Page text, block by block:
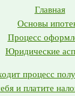
Главная
Основы
Процесс
Юридические
процесс
и платите